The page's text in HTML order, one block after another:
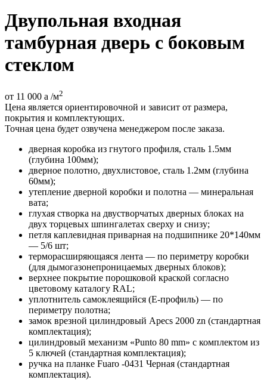
Двупольная входная
тамбурная дверь с боковым
стеклом
от 11 000 a /м2
Цена является ориентировочной и зависит от размера,
покрытия и комплектующих.
Точная цена будет озвучена менеджером после заказа.
дверная коробка из гнутого профиля, сталь 1.5мм
(глубина 100мм);
дверное полотно, двухлистовое, сталь 1.2мм (глубина
60мм);
утепление дверной коробки и полотна — минеральная
вата;
глухая створка на двустворчатых дверных блоках на
двух торцевых шпингалетах сверху и снизу;
петля каплевидная приварная на подшипнике 20*140мм
— 5/6 шт;
терморасширяющаяся лента — по периметру коробки
(для дымогазонепроницаемых дверных блоков);
верхнее покрытие порошковой краской согласно
цветовому каталогу RAL;
уплотнитель самоклеящийся (E-профиль) — по
периметру полотна;
замок врезной цилиндровый Apecs 2000 zn (стандартная
комплектация);
цилиндровый механизм «Punto 80 mm» с комплектом из
5 ключей (стандартная комплектация);
ручка на планке Fuaro -0431 Черная (стандартная
комплектация).